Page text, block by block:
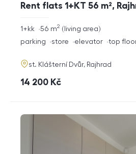
Rent flats 1+KT 56 m²,
rozměry
disposition
1+kk living area
56 m2
funkce
parking store elevator top
adresa
st. Klášterní Dvůr, Rajhrad
cena
14 200 Kč